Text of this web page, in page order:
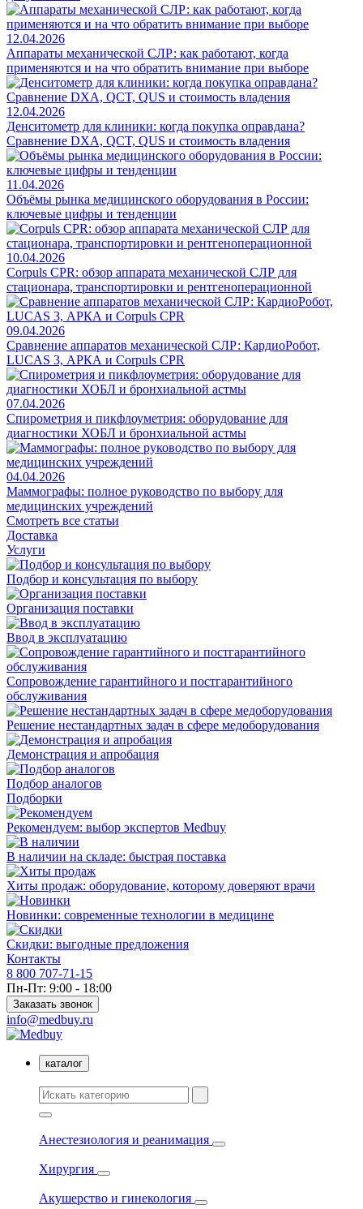
12.04.2026
Аппараты механической СЛР: как работают, когда
применяются и на что обратить внимание при выборе
12.04.2026
Денситометр для клиники: когда покупка оправдана?
Сравнение DXA, QCT, QUS и стоимость владения
11.04.2026
Объёмы рынка медицинского оборудования в России:
ключевые цифры и тенденции
10.04.2026
Corpuls CPR: обзор аппарата механической СЛР для
стационара, транспортировки и рентгеноперационной
09.04.2026
Сравнение аппаратов механической СЛР: КардиоРобот,
LUCAS 3, АРКА и Corpuls CPR
07.04.2026
Спирометрия и пикфлоуметрия: оборудование для
диагностики ХОБЛ и бронхиальной астмы
04.04.2026
Маммографы: полное руководство по выбору для
медицинских учреждений
Смотреть все статьи
Доставка
Услуги
Подбор и консультация по выбору
Организация поставки
Ввод в эксплуатацию
Сопровождение гарантийного и постгарантийного
обслуживания
Решение нестандартных задач в сфере медоборудования
Демонстрация и апробация
Подбор аналогов
Подборки
Рекомендуем: выбор экспертов Medbuy
В наличии на складе: быстрая поставка
Хиты продаж: оборудование, которому доверяют врачи
Новинки: современные технологии в медицине
Скидки: выгодные предложения
Контакты
8 800 707-71-15
Пн-Пт: 9:00 - 18:00
Заказать звонок
info@medbuy.ru
каталог
Анестезиология и реанимация
Хирургия
Акушерство и гинекология